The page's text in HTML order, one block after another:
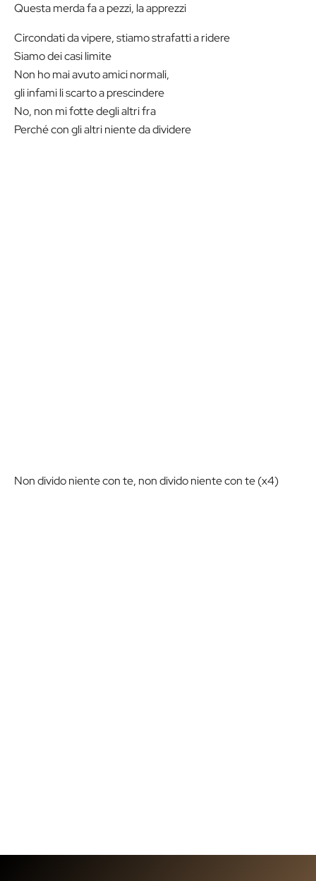
Questa merda fa a pezzi, la apprezzi
Circondati da vipere, stiamo strafatti a ridere
Siamo dei casi limite
Non ho mai avuto amici normali,
gli infami li scarto a prescindere
No, non mi fotte degli altri fra
Perché con gli altri niente da dividere
Non divido niente con te, non divido niente con te (x4)